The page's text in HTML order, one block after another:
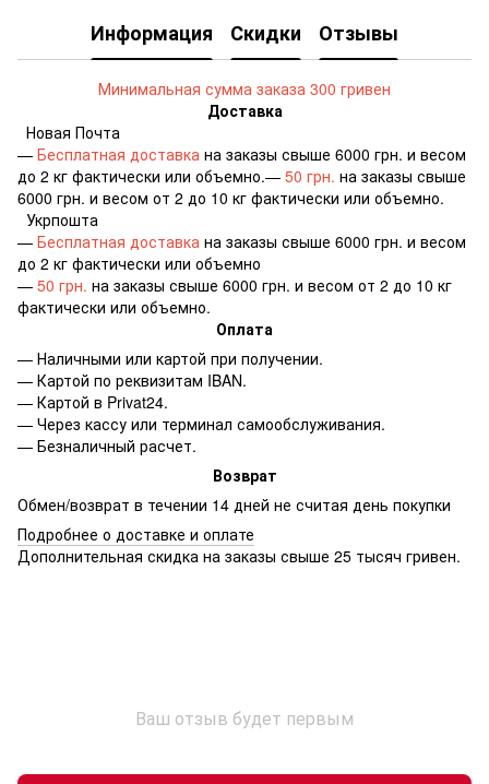
Информация Скидки Отзывы
Минимальная сумма заказа 300 гривен
Доставка
Новая Почта
— Бесплатная доставка на заказы свыше 6000 грн. и весом
до 2 кг фактически или объемно.— 50 грн. на заказы свыше
6000 грн. и весом от 2 до 10 кг фактически или объемно.
Укрпошта
— Бесплатная доставка на заказы свыше 6000 грн. и весом
до 2 кг фактически или объемно
— 50 грн. на заказы свыше 6000 грн. и весом от 2 до 10 кг
фактически или объемно.
Оплата
— Наличными или картой при получении.
— Картой по реквизитам IBAN.
— Картой в Privat24.
— Через кассу или терминал самообслуживания.
— Безналичный расчет.
Возврат
Обмен/возврат в течении 14 дней не считая день покупки
Подробнее о доставке и оплате
Дополнительная скидка на заказы свыше 25 тысяч гривен.
Ваш отзыв будет первым